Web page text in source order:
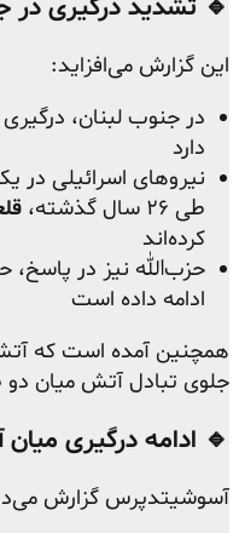
🔹 تشدید درگیری در
این گزارش می‌افزاید:
در جنوب لبنان،
دارد
نیروهای اسرائیلی در
طی ۲۶ سال گذشته،
کرده‌اند
حزب‌الله نیز در پاسخ،
ادامه داده است
همچنین آمده است که
جلوی تبادل آتش میان دو
🔹 ادامه درگیری میان
آسوشیتدپرس گزارش